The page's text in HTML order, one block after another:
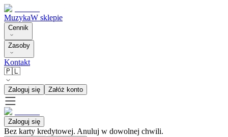
MuzykaW sklepie
Cennik
Zasoby
Kontakt
🇵🇱
Zaloguj się Załóż konto
Zaloguj się
Bez karty kredytowej. Anuluj w dowolnej chwili.